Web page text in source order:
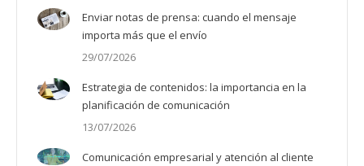
Enviar notas de prensa: cuando el mensaje
importa más que el envío
29/07/2026
Estrategia de contenidos: la importancia en la
planificación de comunicación
13/07/2026
Comunicación empresarial y atención al cliente